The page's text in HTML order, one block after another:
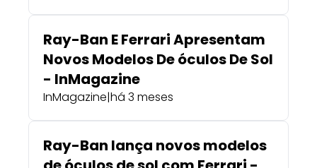
Ray-Ban E Ferrari Apresentam
Novos Modelos De óculos De Sol
- InMagazine
InMagazine|há 3 meses
Ray-Ban lança novos modelos